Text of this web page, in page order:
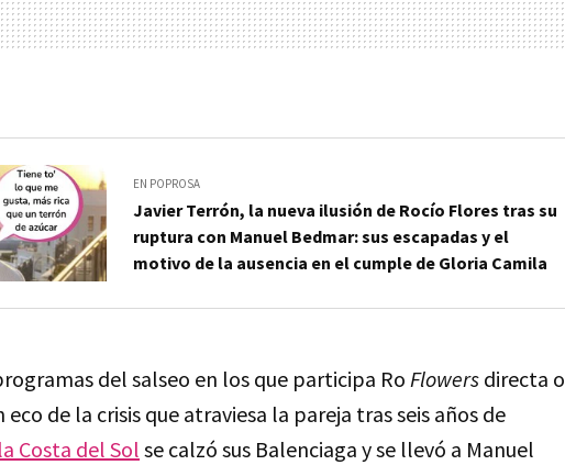
EN POPROSA
Javier Terrón, la nueva ilusión de Rocío Flores tras su
ruptura con Manuel Bedmar: sus escapadas y el
motivo de la ausencia en el cumple de Gloria Camila
del salseo en los que participa Ro Flowers directa o
de la crisis que atraviesa la pareja tras seis años de
Costa del Sol se calzó sus Balenciaga y se llevó a Manuel